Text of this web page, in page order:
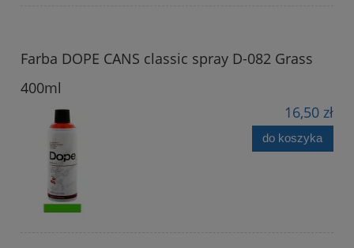
Farba DOPE CANS classic spray D-082 Grass
400ml
16,50 zł
do koszyka